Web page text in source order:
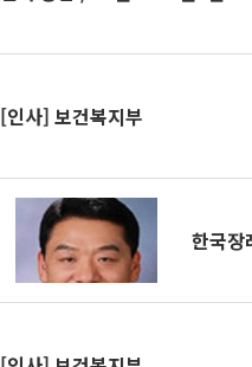
[인사] 보건복지부
한국장